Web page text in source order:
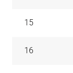
15
16